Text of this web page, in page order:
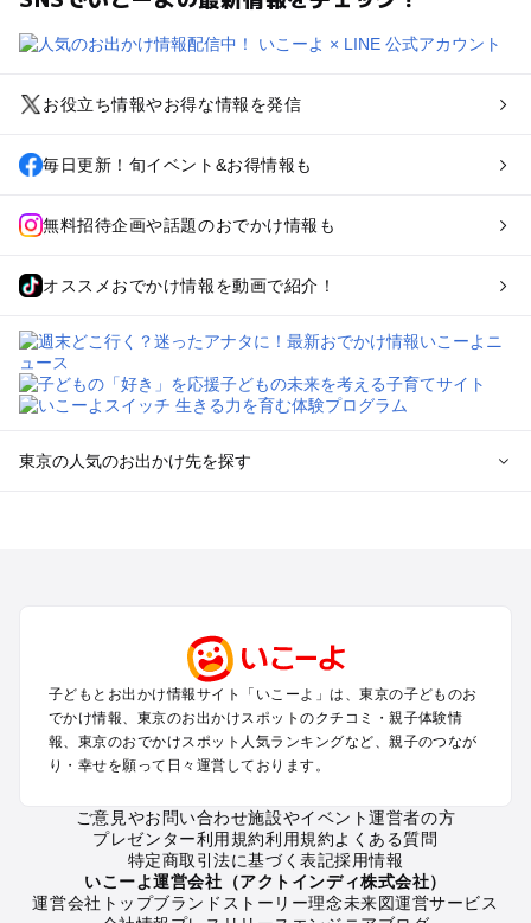
お役立ち情報やお得な情報を発信
毎日更新！旬イベント&お得情報も
無料招待企画や話題のおでかけ情報も
オススメおでかけ情報を動画で紹介！
東京の人気のお出かけ先を探す
町田・相模原・愛川・上野原のプールお出かけ
渋谷・原宿・恵比寿・中目黒・自由が丘のプールお出かけ
池袋・赤羽・王子・巣鴨・目白・石神井のプールお出かけ
新宿・高田馬場・代々木・千駄ヶ谷のプールお出かけ
銀座・丸の内・日本橋・有楽町・築地・月島のプールお出かけ
小金井・小平・西東京・東村山・東久留米のプールお出かけ
府中・調布・狛江のプールお出かけ
青梅・奥多摩のプールお出かけ
蒲田・大森・羽田周辺のプールお出かけ
子どもとお出かけ情報サイト「いこーよ」は、東京の子どものお
でかけ情報、東京のお出かけスポットのクチコミ・親子体験情
報、東京のおでかけスポット人気ランキングなど、親子のつなが
り・幸せを願って日々運営しております。
ご意見やお問い合わせ施設やイベント運営者の方
プレゼンター利用規約利用規約よくある質問
特定商取引法に基づく表記採用情報
いこーよ運営会社（アクトインディ株式会社）
運営会社トップブランドストーリー理念未来図運営サービス